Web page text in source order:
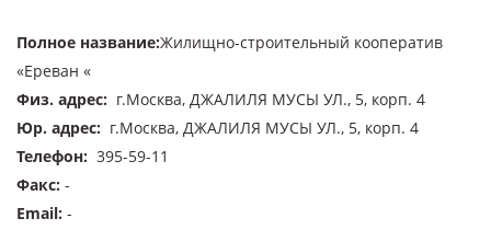
Полное название:Жилищно-строительный кооператив
«Ереван «
Физ. адрес: г.Москва, ДЖАЛИЛЯ МУСЫ УЛ., 5, корп. 4
Юр. адрес: г.Москва, ДЖАЛИЛЯ МУСЫ УЛ., 5, корп. 4
Телефон: 395-59-11
Факс: -
Email: -